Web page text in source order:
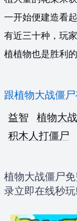
一开始便建造看
有近三十种，玩
植植物也是胜利的
跟植物大战僵
益智
植物大
积木人打僵尸
植物大战僵尸
录立即在线秒玩!